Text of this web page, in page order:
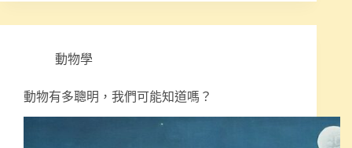
動物學
動物有多聰明，我們可能知道嗎？